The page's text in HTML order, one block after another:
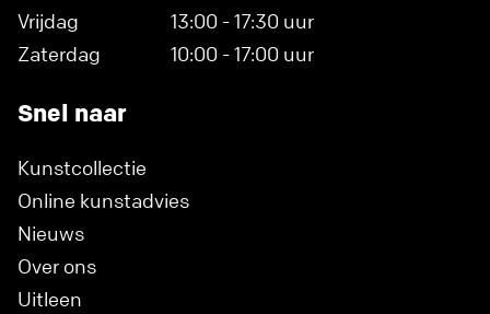
Vrijdag
13:00 - 17:30 uur
Zaterdag
10:00 - 17:00 uur
Snel naar
Kunstcollectie
Online kunstadvies
Nieuws
Over ons
Uitleen